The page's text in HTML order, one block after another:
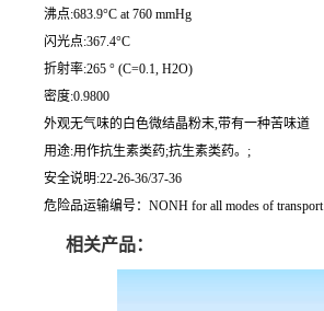
沸点:683.9°C at 760 mmHg
闪光点:367.4°C
折射率:265 ° (C=0.1, H2O)
密度:0.9800
外观无气味的白色微结晶粉末,带有一种苦味道
用途:用作抗生素类药;抗生素类药。;
安全说明:22-26-36/37-36
危险品运输编号：NONH for all modes of transport
相关产品：